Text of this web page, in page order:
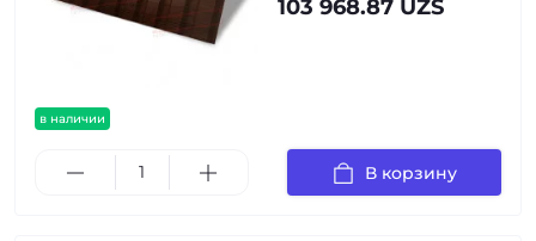
в наличии
103 968.87 UZS
В корзину